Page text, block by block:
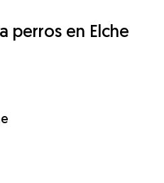
perros en Elche